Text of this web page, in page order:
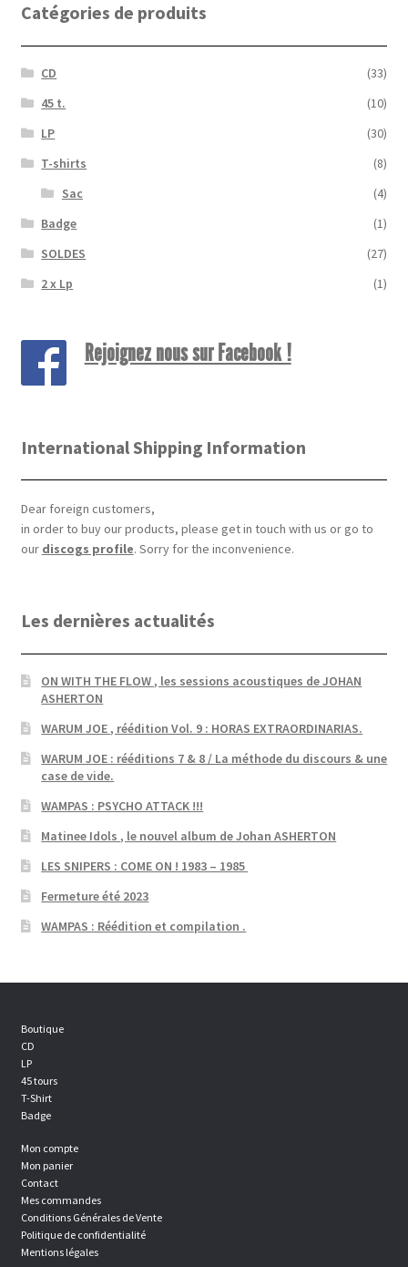
Catégories de produits
CD
(33)
45 t.
(10)
LP
(30)
T-shirts
(8)
Sac
(4)
Badge
(1)
SOLDES
(27)
2 x Lp
(1)
Rejoignez nous sur Facebook !
International Shipping Information
Dear foreign customers,
in order to buy our products, please get in touch with us or go to
our discogs profile. Sorry for the inconvenience.
Les dernières actualités
ON WITH THE FLOW , les sessions acoustiques de JOHAN
ASHERTON
WARUM JOE , réédition Vol. 9 : HORAS EXTRAORDINARIAS.
WARUM JOE : rééditions 7 & 8 / La méthode du discours & une
case de vide.
WAMPAS : PSYCHO ATTACK !!!
Matinee Idols , le nouvel album de Johan ASHERTON
LES SNIPERS : COME ON ! 1983 – 1985
Fermeture été 2023
WAMPAS : Réédition et compilation .
Boutique
CD
LP
45 tours
T-Shirt
Badge
Mon compte
Mon panier
Contact
Mes commandes
Conditions Générales de Vente
Politique de confidentialité
Mentions légales